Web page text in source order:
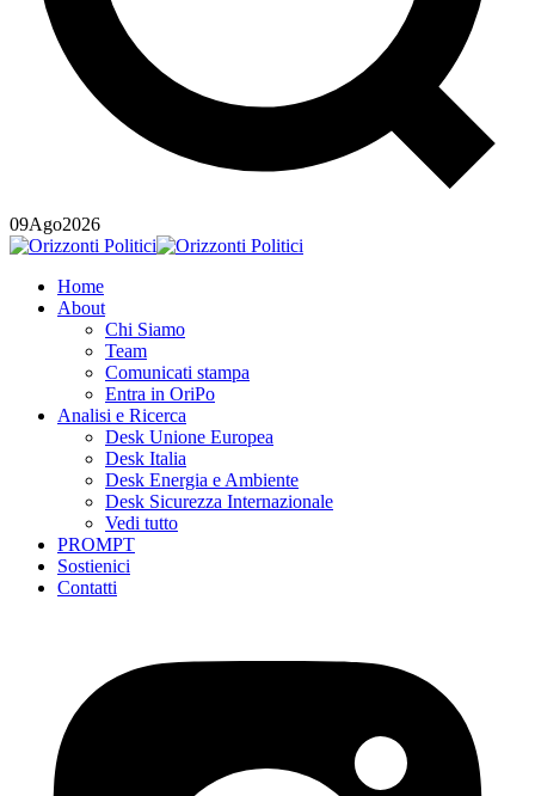
09Ago2026
Home
About
Chi Siamo
Team
Comunicati stampa
Entra in OriPo
Analisi e Ricerca
Desk Unione Europea
Desk Italia
Desk Energia e Ambiente
Desk Sicurezza Internazionale
Vedi tutto
PROMPT
Sostienici
Contatti